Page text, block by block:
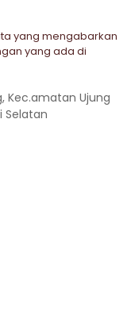
yang mengabarkan
yang ada di
Kec.amatan Ujung
Selatan